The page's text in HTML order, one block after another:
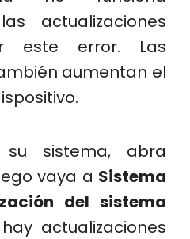
actualizaciones
este error. Las
aumentan el
su sistema, abra
vaya a Sistema
del sistema
actualizaciones